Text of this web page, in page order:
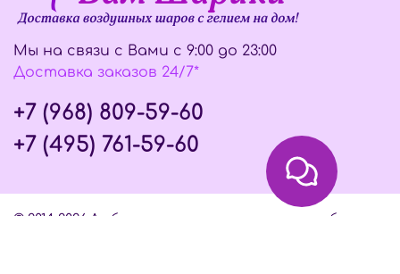
Мы на связи с Вами с 9:00 до 23:00
Доставка заказов 24/7*
+7 (968) 809-59-60
+7 (495) 761-59-60
© 2014-2026 Любое использование контента без